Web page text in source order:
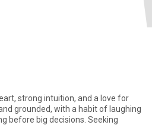
strong intuition, and a love for
grounded, with a habit of laughing
before big decisions. Seeking